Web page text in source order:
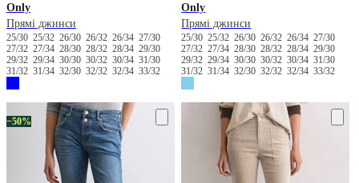
Only
Прямі джинси
25/30 25/32 26/30 26/32 26/34 27/30
27/32 27/34 28/30 28/32 28/34 29/30
29/32 29/34 30/30 30/32 30/34 31/30
31/32 31/34 32/30 32/32 32/34 33/32
Only
Прямі джинси
25/3025/3226/3026/3226/3427/30
27/3227/3428/3028/3228/3429/30
29/3229/3430/3030/3230/3431/30
31/3231/3432/3032/3232/3433/32
−50%